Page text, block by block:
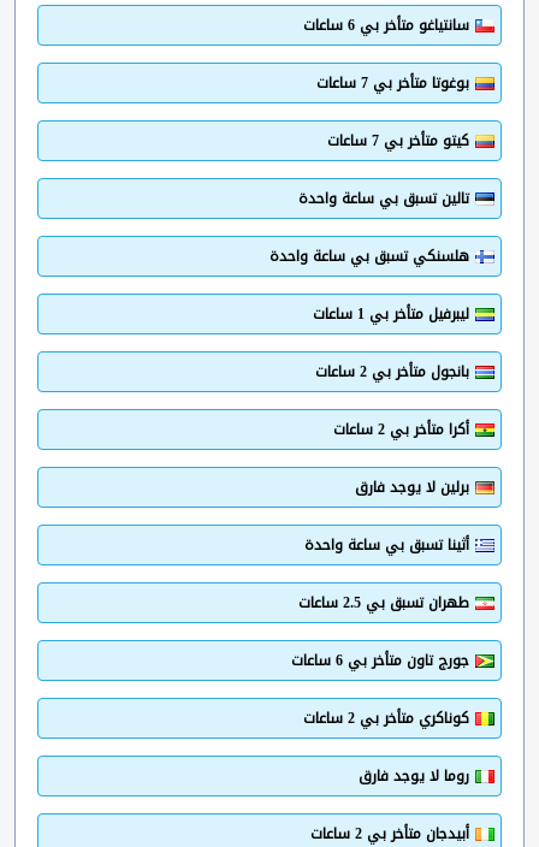
سانتياغو متأخر بي 6 ساعات
بوغوتا متأخر بي 7 ساعات
كيتو متأخر بي 7 ساعات
تالين تسبق بي ساعة واحدة
هلسنكي تسبق بي ساعة واحدة
ليبرفيل متأخر بي 1 ساعات
بانجول متأخر بي 2 ساعات
أكرا متأخر بي 2 ساعات
برلين لا يوجد فارق
أثينا تسبق بي ساعة واحدة
طهران تسبق بي 2.5 ساعات
جورج تاون متأخر بي 6 ساعات
كوناكري متأخر بي 2 ساعات
روما لا يوجد فارق
أبيدجان متأخر بي 2 ساعات